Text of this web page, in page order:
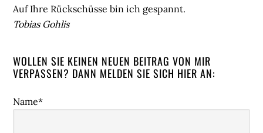
Auf Ihre Rückschüsse bin ich gespannt.
Tobias Gohlis
WOLLEN SIE KEINEN NEUEN BEITRAG VON MIR
VERPASSEN? DANN MELDEN SIE SICH HIER AN:
Name*